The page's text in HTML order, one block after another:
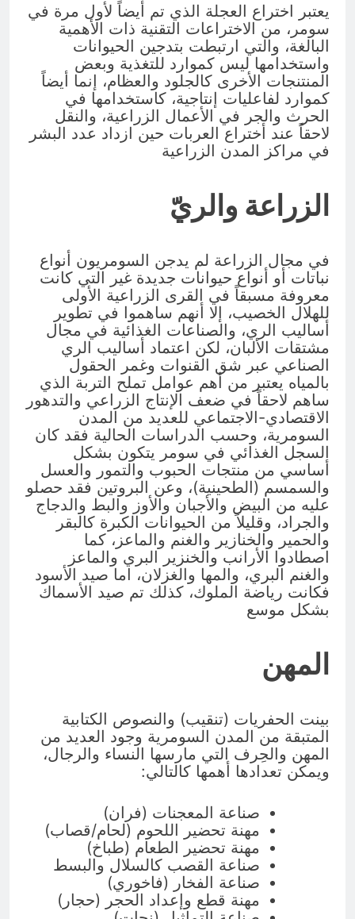
يعتبر اختراع العجلة الذي تم أيضاً لأول مرة في
سومر، من الاختراعات التقنية ذات الأهمية
البالغة، والتي ارتبطت بتدجين الحيوانات
واستخدامها ليس كموارد للتغذية وبعض
المنتنجات الأخرى كالجلود والعظام، إنما أيضاً
كموارد لفاعليات إنتاجية، كاستخدامها في
الحرث والجر في الأعمال الزراعية، والنقل
لاحقاً عند أختراع العربات حين ازداد عدد البشر
في مراكز المدن الزراعية
الزراعة والريّ
في مجال الزراعة لم يدجن السومريون أنواع
نباتات أو أنواع حيوانات جديدة غير التي كانت
معروفة مسبقاً في القرى الزراعية الأولى
للهلال الخصيب، إلا أنهم ساهموا في تطوير
أساليب الري، والصناعات الغذائية في مجال
مشتقات الألبان، لكن اعتماد أساليب الري
الصناعي عبر شق القنوات وغمر الحقول
بالمياه يعتبر من أهم عوامل تملح التربة الذي
ساهم لاحقاً في ضعف الإنتاج الزراعي والتدهور
الاقتصادي-الاجتماعي للعديد من المدن
السومرية، وحسب الدراسات الحالية فقد كان
السجل الغذائي في سومر يتكون بشكل
أساسي من منتجات الحبوب والتمور والعسل
والسمسم (الطحينية)، وعن البروتين فقد حصلو
عليه من البيض والأجبان والأوز والبط والدجاج
والجراد، وقليلاً من الحيوانات الكبرة كالبقر
والحمير والخنازير والغنم والماعز، كما
اصطادوا الأرانب والخنزير البري والماعز
والغنم البري، والمها والغزلان، اما صيد الأسود
فكانت رياضة الملوك، كذلك تم صيد الأسماك
بشكل موسع
المهن
بينت الحفريات (تنقيب) والنصوص الكتابية
المتبقة من المدن السومرية وجود العديد من
المهن والحِرف التي مارسها النساء والرجال،
ويمكن تعدادها أهمها كالتالي:
صناعة المعجنات (فران)
مهنة تحضير اللحوم (لحام/قصاب)
مهنة تحضير الطعام (طباخ)
صناعة القصب كالسلال والبسط
صناعة الفخار (فاخوري)
مهنة قطع وإعداد الحجر (حجار)